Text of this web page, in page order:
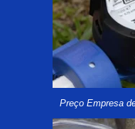
Preço Empresa